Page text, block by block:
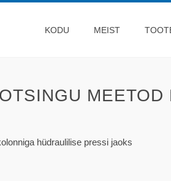
KODU MEIST
hüdraulilise pressi jaoks